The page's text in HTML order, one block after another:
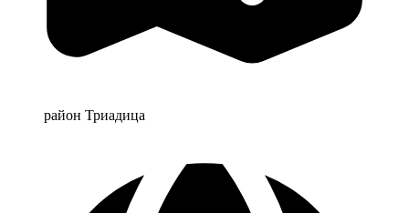
район Триадица